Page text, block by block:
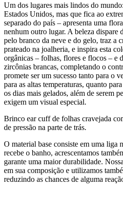
Um dos lugares mais lindos do
Estados Unidos, mas que fica ao
separado do país – apresenta uma
nenhum outro lugar. A beleza dispare
pelo branco da neve e do gelo, traz a
prateado na joalheria, e inspira esta
orgânicas – folhas, flores e flocos – e
zircônias brancas, completando o
promete ser um sucesso tanto para o
para as altas temperaturas, quanto
os dias mais gelados, além de serem
exigem um visual especial.
Brinco ear cuff de folhas cravejada
de pressão na parte de trás.
O material base consiste em uma liga
recebe o banho, acrescentamos
garante uma maior durabilidade.
em sua composição e utilizamos
reduzindo as chances de alguma